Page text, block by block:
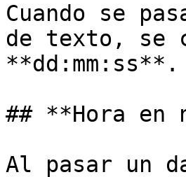
Cuando se
de texto, se
## **Hora en
Al pasar un